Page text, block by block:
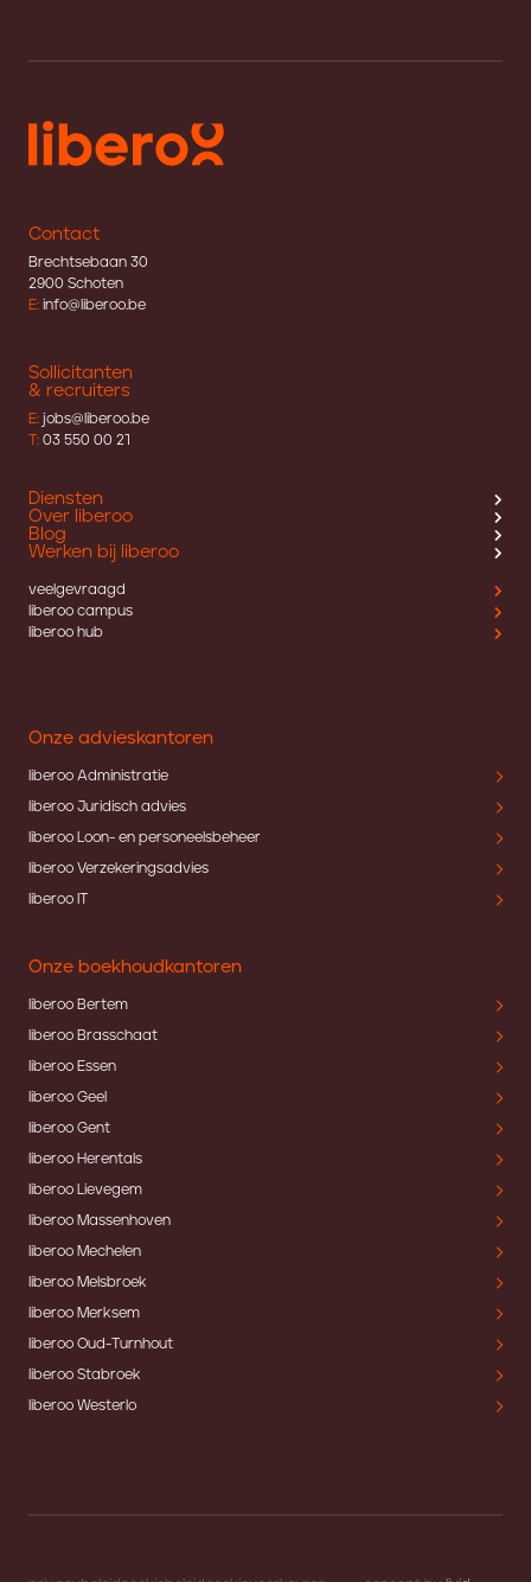
Contact
Brechtsebaan 30
2900 Schoten
E: info@liberoo.be
Sollicitanten
& recruiters
E: jobs@liberoo.be
T: 03 550 00 21
Diensten
Over liberoo
Blog
Werken bij liberoo
veelgevraagd
liberoo campus
liberoo hub
Onze advieskantoren
liberoo Administratie
liberoo Juridisch advies
liberoo Loon- en personeelsbeheer
liberoo Verzekeringsadvies
liberoo IT
Onze boekhoudkantoren
liberoo Bertem
liberoo Brasschaat
liberoo Essen
liberoo Geel
liberoo Gent
liberoo Herentals
liberoo Lievegem
liberoo Massenhoven
liberoo Mechelen
liberoo Melsbroek
liberoo Merksem
liberoo Oud-Turnhout
liberoo Stabroek
liberoo Westerlo